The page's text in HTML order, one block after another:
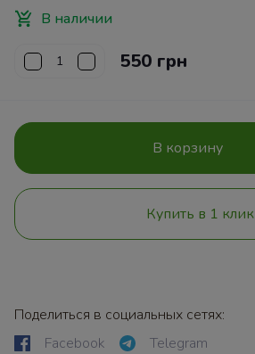
В наличии
550 грн
В корзину
Купить в 1 клик
Поделиться в социальных сетях:
Facebook
Telegram